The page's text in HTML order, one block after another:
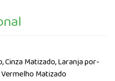
Cinza Matizado, Laranja por-
Matizado